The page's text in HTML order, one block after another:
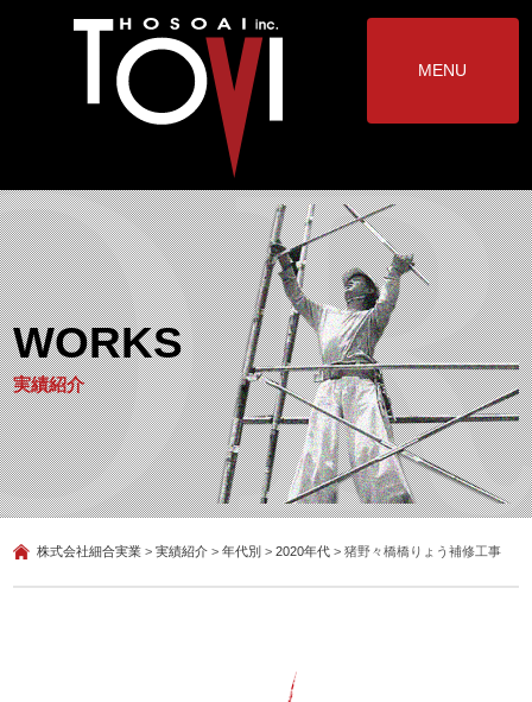
MENU
WORKS
実績紹介
株式会社細合実業 >実績紹介 >年代別 >2020年代 >猪野々橋橋りょう補修工事